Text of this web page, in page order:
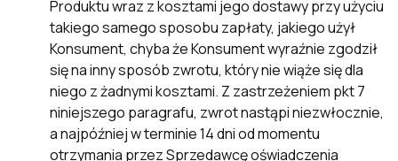
Produktu wraz z kosztami jego dostawy przy użyciu
takiego samego sposobu zapłaty, jakiego użył
Konsument, chyba że Konsument wyraźnie zgodził
się na inny sposób zwrotu, który nie wiąże się dla
niego z żadnymi kosztami. Z zastrzeżeniem pkt 7
niniejszego paragrafu, zwrot nastąpi niezwłocznie,
a najpóźniej w terminie 14 dni od momentu
otrzymania przez Sprzedawcę oświadczenia